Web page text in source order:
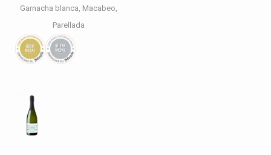
Garnacha blanca Macabeo
Parellada